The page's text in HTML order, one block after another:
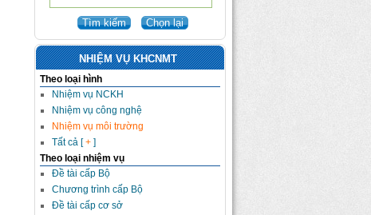
NHIỆM VỤ KHCNMT
Theo loại hình
Nhiệm vụ NCKH
Nhiệm vụ công nghệ
Nhiệm vụ môi trường
Tất cả [+ ]
Theo loại nhiệm vụ
Đề tài cấp Bộ
Chương trình cấp Bộ
Đề tài cấp cơ sở